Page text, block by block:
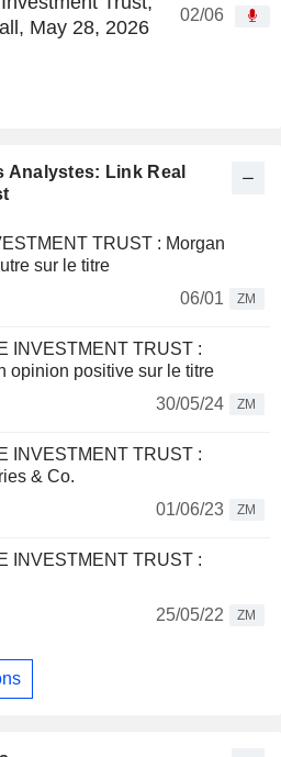
May 28, 2026
02/06
Analystes: Link Real
TRUST : Morgan
sur le titre
06/01
ZM
INVESTMENT TRUST :
opinion positive sur le titre
30/05/24
ZM
INVESTMENT TRUST :
& Co.
01/06/23
ZM
INVESTMENT TRUST :
25/05/22
ZM